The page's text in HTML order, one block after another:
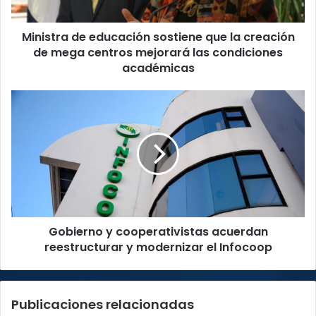
de
mega
centros
mejorará
académicas
Ministra de educación sostiene que la creación
de mega centros mejorará las condiciones
académicas
reestructurar
modernizar
Infocoop
Gobierno y cooperativistas acuerdan
reestructurar y modernizar el Infocoop
Publicaciones relacionadas